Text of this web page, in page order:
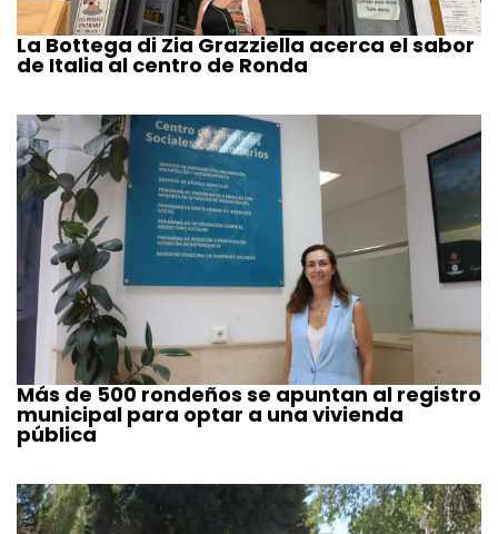
La Bottega di Zia Grazziella acerca el sabor
de Italia al centro de Ronda
Más de 500 rondeños se apuntan al registro
municipal para optar a una vivienda
pública